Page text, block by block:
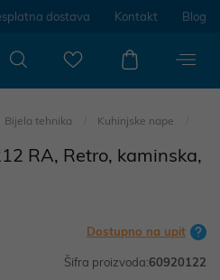
dostava Kontakt Blog
Bijela tehnika Kuhinjske nape
RA, Retro, kaminska,
Dostupno na upit
Šifra proizvoda:60920122